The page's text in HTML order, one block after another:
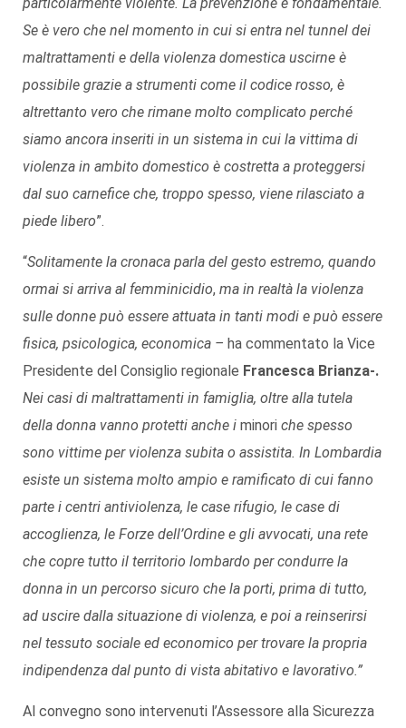
Se è vero che nel momento in cui si entra nel tunnel dei
maltrattamenti e della violenza domestica uscirne è
possibile grazie a strumenti come il codice rosso, è
altrettanto vero che rimane molto complicato perché
siamo ancora inseriti in un sistema in cui la vittima di
violenza in ambito domestico è costretta a proteggersi
dal suo carnefice che, troppo spesso, viene rilasciato a
piede libero”.
“Solitamente la cronaca parla del gesto estremo, quando
ormai si arriva al femminicidio, ma in realtà la violenza
sulle donne può essere attuata in tanti modi e può essere
fisica, psicologica, economica – ha commentato la Vice
Presidente del Consiglio regionale Francesca Brianza-.
Nei casi di maltrattamenti in famiglia, oltre alla tutela
della donna vanno protetti anche i minori che spesso
sono vittime per violenza subita o assistita. In Lombardia
esiste un sistema molto ampio e ramificato di cui fanno
parte i centri antiviolenza, le case rifugio, le case di
accoglienza, le Forze dell’Ordine e gli avvocati, una rete
che copre tutto il territorio lombardo per condurre la
donna in un percorso sicuro che la porti, prima di tutto,
ad uscire dalla situazione di violenza, e poi a reinserirsi
nel tessuto sociale ed economico per trovare la propria
indipendenza dal punto di vista abitativo e lavorativo.”
Al convegno sono intervenuti l’Assessore alla Sicurezza